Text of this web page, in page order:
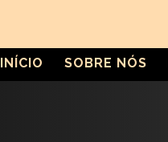
INÍCIO SOBRE NÓS